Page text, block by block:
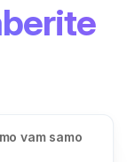
vam samo